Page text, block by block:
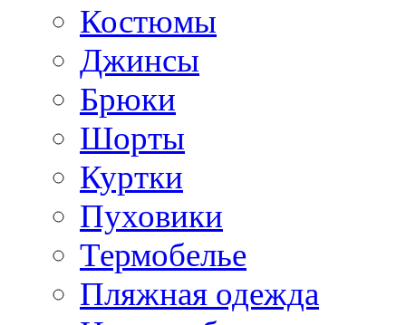
Костюмы
Джинсы
Брюки
Шорты
Куртки
Пуховики
Термобелье
Пляжная одежда